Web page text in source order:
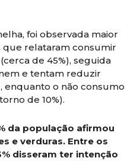
foi observada maior
relataram consumir
de 45%), seguida
e tentam reduzir
enquanto o não consumo
de 10%).
da população afirmou
e verduras. Entre os
disseram ter intenção